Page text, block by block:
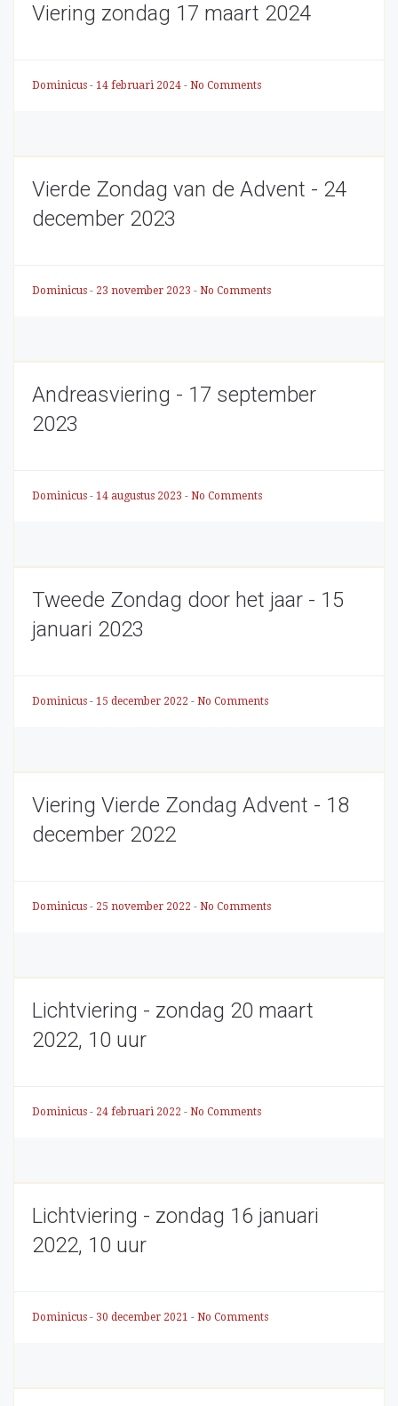
Viering zondag 17 maart 2024
Dominicus - 14 februari 2024 - No Comments
Vierde Zondag van de Advent - 24
december 2023
Dominicus - 23 november 2023 - No Comments
Andreasviering - 17 september
2023
Dominicus - 14 augustus 2023 - No Comments
Tweede Zondag door het jaar - 15
januari 2023
Dominicus - 15 december 2022 - No Comments
Viering Vierde Zondag Advent - 18
december 2022
Dominicus - 25 november 2022 - No Comments
Lichtviering - zondag 20 maart
2022, 10 uur
Dominicus - 24 februari 2022 - No Comments
Lichtviering - zondag 16 januari
2022, 10 uur
Dominicus - 30 december 2021 - No Comments